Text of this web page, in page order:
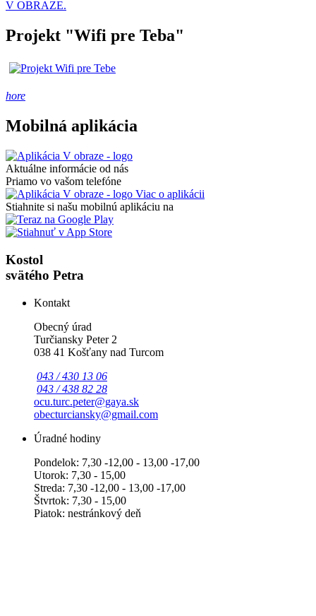
V OBRAZE.
Projekt "Wifi pre Teba"
hore
Mobilná aplikácia
Aktuálne informácie od nás
Priamo vo vašom telefóne
Viac o aplikácii
Stiahnite si našu mobilnú aplikáciu na
Kostol
svätého Petra
Kontakt
Obecný úrad
Turčiansky Peter 2
038 41 Košťany nad Turcom
043 / 430 13 06
043 / 438 82 28
ocu.turc.peter@gaya.sk
obecturciansky@gmail.com
Úradné hodiny
Pondelok: 7,30 -12,00 - 13,00 -17,00
Utorok: 7,30 - 15,00
Streda: 7,30 -12,00 - 13,00 -17,00
Štvrtok: 7,30 - 15,00
Piatok: nestránkový deň